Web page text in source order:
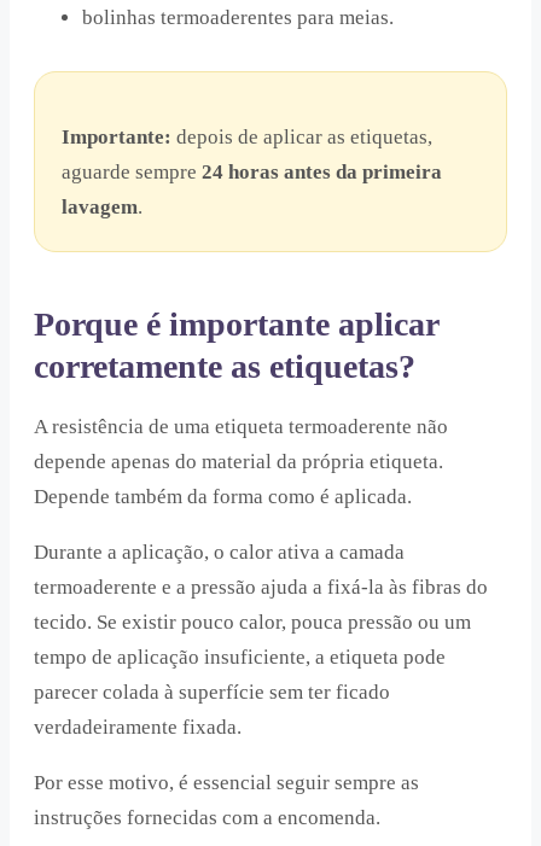
bolinhas termoaderentes para meias.
Importante: depois de aplicar as etiquetas,
aguarde sempre 24 horas antes da primeira
lavagem.
Porque é importante aplicar
corretamente as etiquetas?
A resistência de uma etiqueta termoaderente não
depende apenas do material da própria etiqueta.
Depende também da forma como é aplicada.
Durante a aplicação, o calor ativa a camada
termoaderente e a pressão ajuda a fixá-la às fibras do
tecido. Se existir pouco calor, pouca pressão ou um
tempo de aplicação insuficiente, a etiqueta pode
parecer colada à superfície sem ter ficado
verdadeiramente fixada.
Por esse motivo, é essencial seguir sempre as
instruções fornecidas com a encomenda.